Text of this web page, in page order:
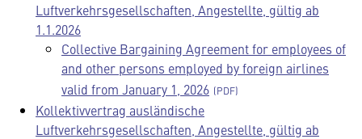
Luftverkehrsgesellschaften, Angestellte, gültig ab
1.1.2026
Collective Bargaining Agreement for employees of
and other persons employed by foreign airlines
valid from January 1, 2026
Kollektivvertrag ausländische
Luftverkehrsgesellschaften, Angestellte, gültig ab